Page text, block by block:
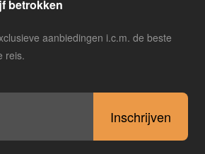
betrokken
aanbiedingen i.c.m. de beste
reis.